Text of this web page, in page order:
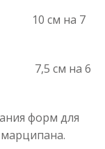
7
6
форм для